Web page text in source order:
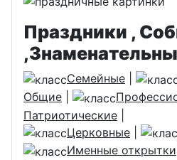
Праздники ,
Семейные
Общие
Патриотические
Церковные
Именные открытки